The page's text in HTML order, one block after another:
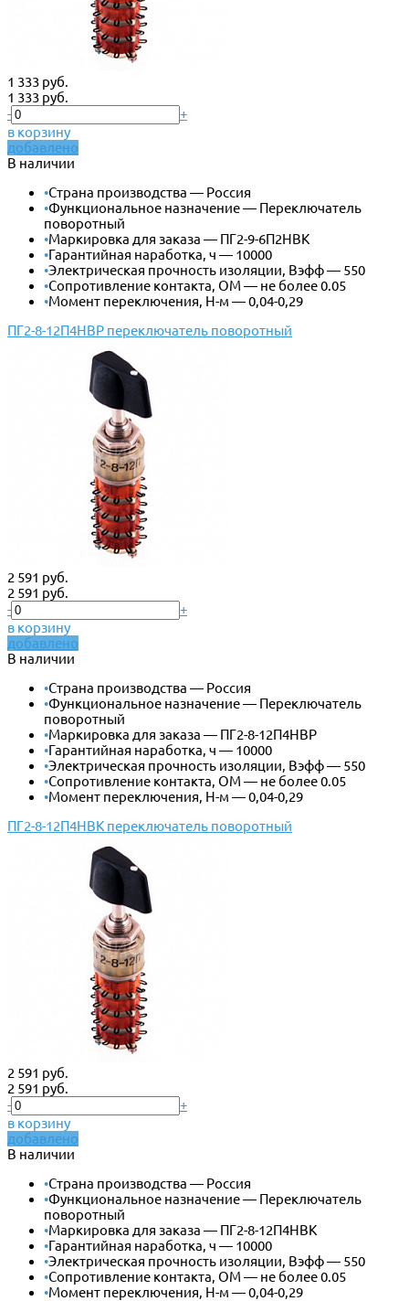
1 333 руб.
1 333 руб.
-
+
в корзину
добавлено
В наличии
•Страна производства — Россия
•Функциональное назначение — Переключатель
поворотный
•Маркировка для заказа — ПГ2-9-6П2НВК
•Гарантийная наработка, ч — 10000
•Электрическая прочность изоляции, Вэфф — 550
•Сопротивление контакта, ОМ — не более 0.05
•Момент переключения, Н-м — 0,04-0,29
ПГ2-8-12П4НВР переключатель поворотный
2 591 руб.
2 591 руб.
-
+
в корзину
добавлено
В наличии
•Страна производства — Россия
•Функциональное назначение — Переключатель
поворотный
•Маркировка для заказа — ПГ2-8-12П4НВР
•Гарантийная наработка, ч — 10000
•Электрическая прочность изоляции, Вэфф — 550
•Сопротивление контакта, ОМ — не более 0.05
•Момент переключения, Н-м — 0,04-0,29
ПГ2-8-12П4НВК переключатель поворотный
2 591 руб.
2 591 руб.
-
+
в корзину
добавлено
В наличии
•Страна производства — Россия
•Функциональное назначение — Переключатель
поворотный
•Маркировка для заказа — ПГ2-8-12П4НВК
•Гарантийная наработка, ч — 10000
•Электрическая прочность изоляции, Вэфф — 550
•Сопротивление контакта, ОМ — не более 0.05
•Момент переключения, Н-м — 0,04-0,29